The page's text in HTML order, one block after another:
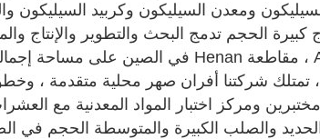
ومعدن السيليكون وكربيد السيليكون
الحجم تدمج البحث والتطوير والإنتاج
شركتنا أفران صهر محلية متقدمة ،
طن. لديها مختبرين ومركز اختبار المواد المعدنية مع
والصلب الكبيرة والمتوسطة الحجم في